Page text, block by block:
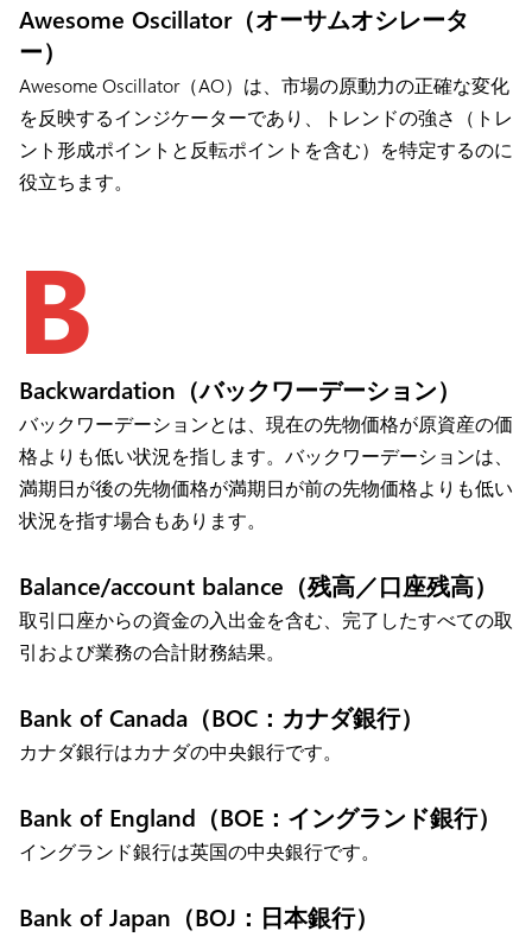
Awesome Oscillator（オーサムオシレータ
ー）
Awesome Oscillator（AO）は、市場の原動力の正確な変化
を反映するインジケーターであり、トレンドの強さ（トレ
ント形成ポイントと反転ポイントを含む）を特定するのに
役立ちます。
B
Backwardation（バックワーデーション）
バックワーデーションとは、現在の先物価格が原資産の価
格よりも低い状況を指します。バックワーデーションは、
満期日が後の先物価格が満期日が前の先物価格よりも低い
状況を指す場合もあります。
Balance/account balance（残高／口座残高）
取引口座からの資金の入出金を含む、完了したすべての取
引および業務の合計財務結果。
Bank of Canada（BOC：カナダ銀行）
カナダ銀行はカナダの中央銀行です。
Bank of England（BOE：イングランド銀行）
イングランド銀行は英国の中央銀行です。
Bank of Japan（BOJ：日本銀行）